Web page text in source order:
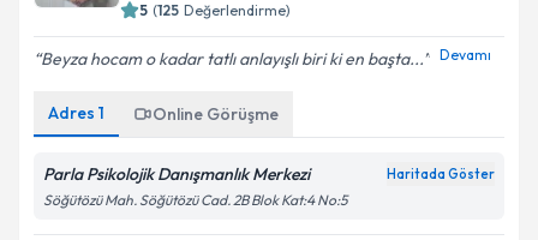
5 (125 Değerlendirme)
Beyza hocam o kadar tatlı anlayışlı biri ki en başta... Devamı
Adres 1 Online Görüşme
Parla Psikolojik Danışmanlık Merkezi Haritada Göster
Söğütözü Mah. Söğütözü Cad. 2B Blok Kat:4 No:5